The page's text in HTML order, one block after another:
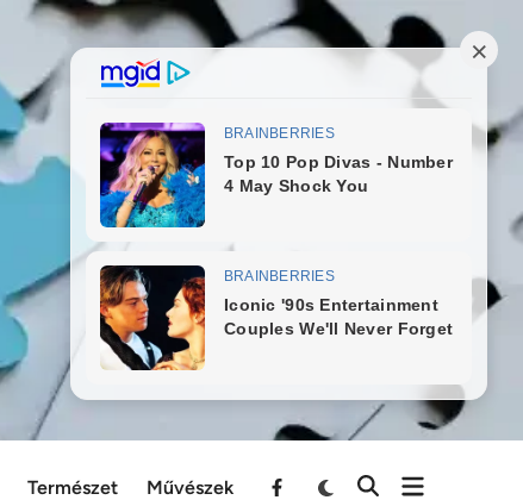
Természet Művészek